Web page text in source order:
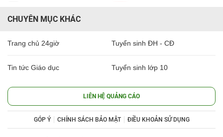
CHUYÊN MỤC KHÁC
Trang chủ 24giờ Tuyển sinh ĐH - CĐ
Tin tức Giáo dục Tuyển sinh lớp 10
LIÊN HỆ QUẢNG CÁO
GÓP Ý CHÍNH SÁCH BẢO MẬT ĐIỀU KHOẢN SỬ DỤNG